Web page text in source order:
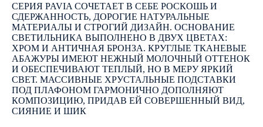
СЕРИЯ PAVIA СОЧЕТАЕТ В СЕБЕ РОСКОШЬ И
СДЕРЖАННОСТЬ, ДОРОГИЕ НАТУРАЛЬНЫЕ
МАТЕРИАЛЫ И СТРОГИЙ ДИЗАЙН. ОСНОВАНИЕ
СВЕТИЛЬНИКА ВЫПОЛНЕНО В ДВУХ ЦВЕТАХ:
ХРОМ И АНТИЧНАЯ БРОНЗА. КРУГЛЫЕ ТКАНЕВЫЕ
АБАЖУРЫ ИМЕЮТ НЕЖНЫЙ МОЛОЧНЫЙ ОТТЕНОК
И ОБЕСПЕЧИВАЮТ ТЕПЛЫЙ, НО В МЕРУ ЯРКИЙ
СВЕТ. МАССИВНЫЕ ХРУСТАЛЬНЫЕ ПОДСТАВКИ
ПОД ПЛАФОНОМ ГАРМОНИЧНО ДОПОЛНЯЮТ
КОМПОЗИЦИЮ, ПРИДАВ ЕЙ СОВЕРШЕННЫЙ ВИД,
СИЯНИЕ И ШИК